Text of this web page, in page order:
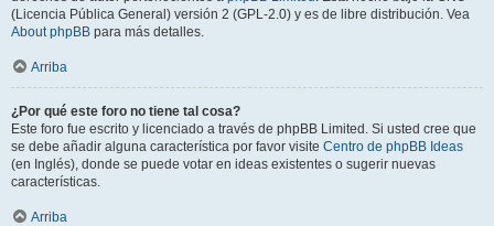
(Licencia Pública General) versión 2 (GPL-2.0) y es de libre distribución. Vea
About phpBB para más detalles.
Arriba
¿Por qué este foro no tiene tal cosa?
Este foro fue escrito y licenciado a través de phpBB Limited. Si usted cree que
se debe añadir alguna característica por favor visite Centro de phpBB Ideas
(en Inglés), donde se puede votar en ideas existentes o sugerir nuevas
características.
Arriba